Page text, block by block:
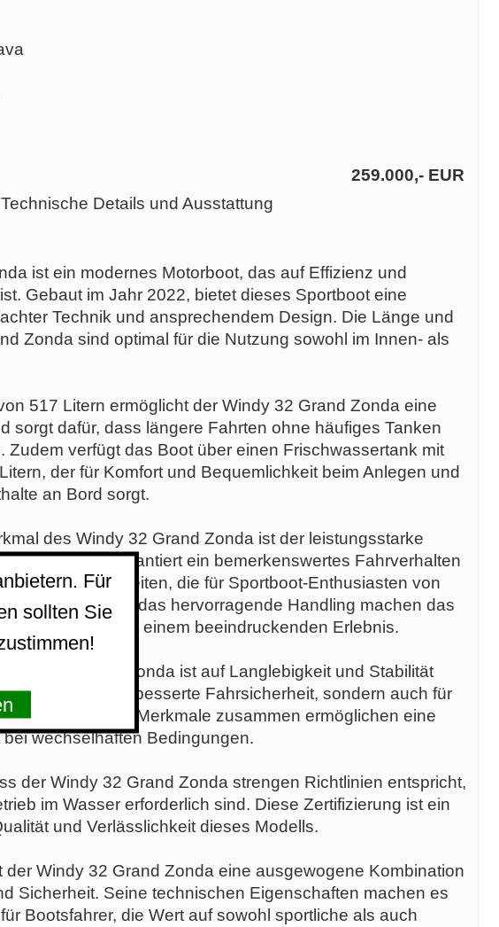
259.000,- EUR
Details und Ausstattung
ist ein modernes Motorboot, das auf Effizienz und
Gebaut im Jahr 2022, bietet dieses Sportboot eine
Technik und ansprechendem Design. Die Länge und
Zonda sind optimal für die Nutzung sowohl im Innen- als
517 Litern ermöglicht der Windy 32 Grand Zonda eine
sorgt dafür, dass längere Fahrten ohne häufiges Tanken
Zudem verfügt das Boot über einen Frischwassertank mit
der für Komfort und Bequemlichkeit beim Anlegen und
an Bord sorgt.
des Windy 32 Grand Zonda ist der leistungsstarke
garantiert ein bemerkenswertes Fahrverhalten
Geschwindigkeiten, die für Sportboot-Enthusiasten von
Steuerung und das hervorragende Handling machen das
Grand Zonda zu einem beeindruckenden Erlebnis.
32 Grand Zonda ist auf Langlebigkeit und Stabilität
nur für eine verbesserte Fahrsicherheit, sondern auch für
Diese Merkmale zusammen ermöglichen eine
wechselhaften Bedingungen.
der Windy 32 Grand Zonda strengen Richtlinien entspricht,
im Wasser erforderlich sind. Diese Zertifizierung ist ein
und Verlässlichkeit dieses Modells.
Windy 32 Grand Zonda eine ausgewogene Kombination
Sicherheit. Seine technischen Eigenschaften machen es
Bootsfahrer, die Wert auf sowohl sportliche als auch
Für
sollten Sie